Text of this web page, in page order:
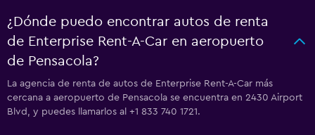
¿Dónde puedo encontrar autos de renta
de Enterprise Rent-A-Car en aeropuerto
de Pensacola?
La agencia de renta de autos de Enterprise Rent-A-Car más
cercana a aeropuerto de Pensacola se encuentra en 2430 Airport
Blvd, y puedes llamarlos al +1 833 740 1721.